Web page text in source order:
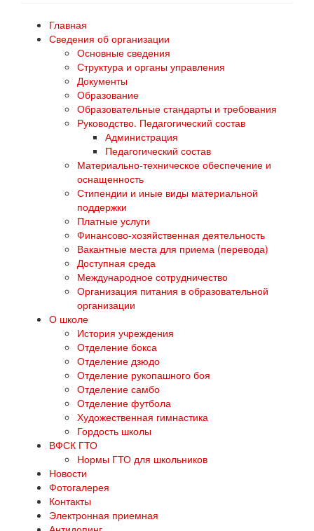
Главная
Сведения об организации
Основные сведения
Структура и органы управления
Документы
Образование
Образовательные стандарты и требования
Руководство. Педагогический состав
Администрация
Педагогический состав
Материально-техническое обеспечение и
оснащенность
Стипендии и иные виды материальной
поддержки
Платные услуги
Финансово-хозяйственная деятельность
Вакантные места для приема (перевода)
Доступная среда
Международное сотрудничество
Организация питания в образовательной
организации
О школе
История учреждения
Отделение бокса
Отделение дзюдо
Отделение рукопашного боя
Отделение самбо
Отделение футбола
Художественная гимнастика
Гордость школы
ВФСК ГТО
Нормы ГТО для школьников
Новости
Фотогалерея
Контакты
Электронная приемная